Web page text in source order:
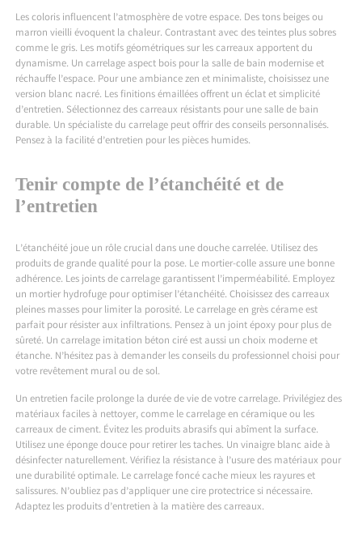
Les coloris influencent l’atmosphère de votre espace. Des tons beiges ou
marron vieilli évoquent la chaleur. Contrastant avec des teintes plus sobres
comme le gris. Les motifs géométriques sur les carreaux apportent du
dynamisme. Un carrelage aspect bois pour la salle de bain modernise et
réchauffe l’espace. Pour une ambiance zen et minimaliste, choisissez une
version blanc nacré. Les finitions émaillées offrent un éclat et simplicité
d’entretien. Sélectionnez des carreaux résistants pour une salle de bain
durable. Un spécialiste du carrelage peut offrir des conseils personnalisés.
Pensez à la facilité d’entretien pour les pièces humides.
Tenir compte de l’étanchéité et de
l’entretien
L’étanchéité joue un rôle crucial dans une douche carrelée. Utilisez des
produits de grande qualité pour la pose. Le mortier-colle assure une bonne
adhérence. Les joints de carrelage garantissent l’imperméabilité. Employez
un mortier hydrofuge pour optimiser l’étanchéité. Choisissez des carreaux
pleines masses pour limiter la porosité. Le carrelage en grès cérame est
parfait pour résister aux infiltrations. Pensez à un joint époxy pour plus de
sûreté. Un carrelage imitation béton ciré est aussi un choix moderne et
étanche. N’hésitez pas à demander les conseils du professionnel choisi pour
votre revêtement mural ou de sol.
Un entretien facile prolonge la durée de vie de votre carrelage. Privilégiez des
matériaux faciles à nettoyer, comme le carrelage en céramique ou les
carreaux de ciment. Évitez les produits abrasifs qui abîment la surface.
Utilisez une éponge douce pour retirer les taches. Un vinaigre blanc aide à
désinfecter naturellement. Vérifiez la résistance à l’usure des matériaux pour
une durabilité optimale. Le carrelage foncé cache mieux les rayures et
salissures. N’oubliez pas d’appliquer une cire protectrice si nécessaire.
Adaptez les produits d’entretien à la matière des carreaux.